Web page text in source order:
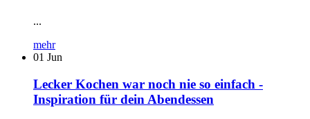
...
mehr
01 Jun
Lecker Kochen war noch nie so einfach -
Inspiration für dein Abendessen